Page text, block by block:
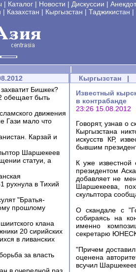
| Каталог | Новости | Дискуссии |
| Казахстан | Кыргызстан | Таджикистан |
|
Бишкек?
обещает быть
движения
Гази мало что
Карзай и
Шаршекеев
статуи, а
рухнула в Тихий
"Братья-
прошлому
клана
20 сирийских
в ливанских
за власть
Кыргызстан |
Известный
в контрабанде
23:26 15.08.2012
Говорят, узнав о
Кыргызстана
искусств КР,
бывшим
К уже известной
президентом
добавляет не
Шаршекеева,
скульптора
О скандале с
собираясь на
именно
секретарю
"Причем
оценена
всучил